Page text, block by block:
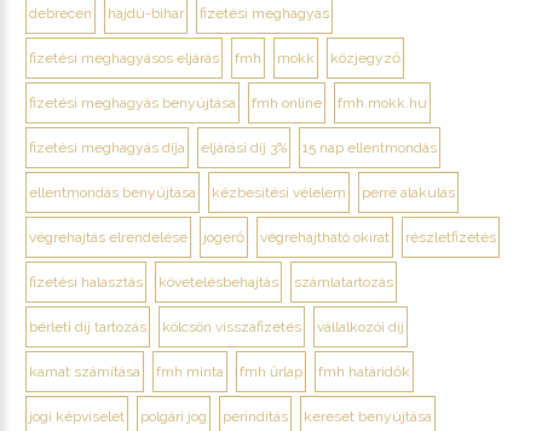
debrecen hajdú-bihar fizetési meghagyás
fizetési meghagyásos eljárás fmh mokk közjegyző
fizetési meghagyás benyújtása fmh online fmh.mokk.hu
fizetési meghagyás díja eljárási díj 3% 15 nap ellentmondás
ellentmondás benyújtása kézbesítési vélelem perré alakulás
végrehajtás elrendelése jogerő végrehajtható okirat részletfizetés
fizetési halasztás követelésbehajtás számlatartozás
bérleti díj tartozás kölcsön visszafizetés vállalkozói díj
kamat számítása fmh minta fmh űrlap fmh határidők
jogi képviselet polgári jog perindítás kereset benyújtása